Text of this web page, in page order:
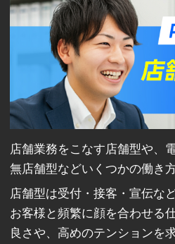
店舗業務をこなす店舗型や、
無店舗型などいくつかの働き
店舗型は受付・接客・宣伝な
お客様と頻繁に顔を合わせる
良さや、高めのテンションを